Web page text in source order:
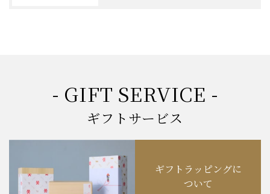
- GIFT SERVICE -
ギフトサービス
ギフトラッピングに
ついて